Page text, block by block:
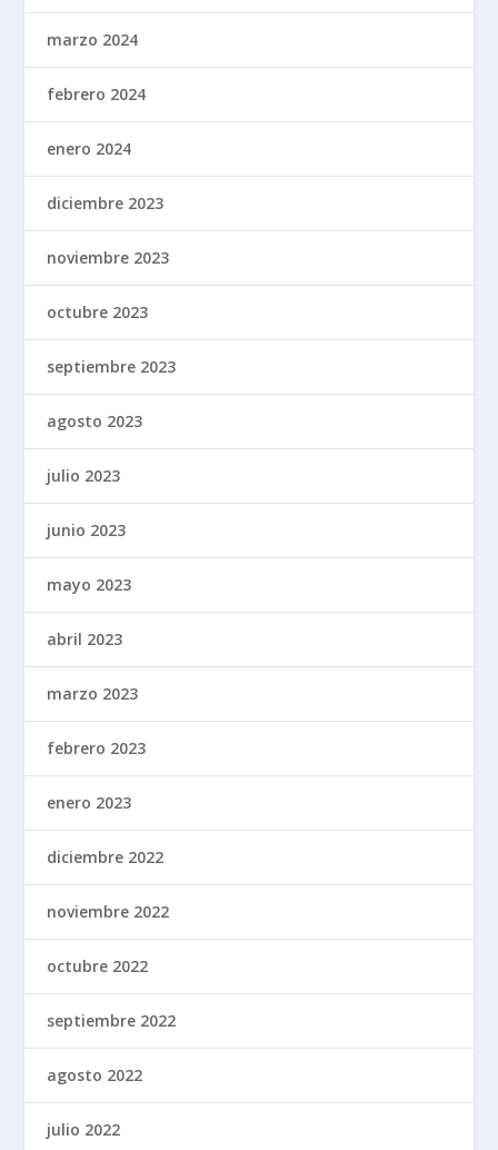
marzo 2024
febrero 2024
enero 2024
diciembre 2023
noviembre 2023
octubre 2023
septiembre 2023
agosto 2023
julio 2023
junio 2023
mayo 2023
abril 2023
marzo 2023
febrero 2023
enero 2023
diciembre 2022
noviembre 2022
octubre 2022
septiembre 2022
agosto 2022
julio 2022